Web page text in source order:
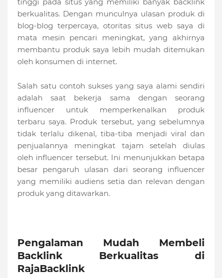
tinggi pada situs yang memiliki banyak backlink
berkualitas. Dengan munculnya ulasan produk di
blog-blog terpercaya, otoritas situs web saya di
mata mesin pencari meningkat, yang akhirnya
membantu produk saya lebih mudah ditemukan
oleh konsumen di internet.
Salah satu contoh sukses yang saya alami sendiri
adalah saat bekerja sama dengan seorang
influencer untuk memperkenalkan produk
terbaru saya. Produk tersebut, yang sebelumnya
tidak terlalu dikenal, tiba-tiba menjadi viral dan
penjualannya meningkat tajam setelah diulas
oleh influencer tersebut. Ini menunjukkan betapa
besar pengaruh ulasan dari seorang influencer
yang memiliki audiens setia dan relevan dengan
produk yang ditawarkan.
Pengalaman Mudah Membeli
Backlink Berkualitas di
RajaBacklink